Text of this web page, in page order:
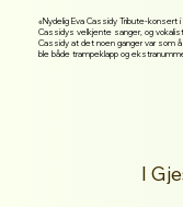
«Nydelig Eva Cassidy Tribute-
Cassidys velkjente sanger, og
Cassidy at det noen ganger var som
ble både trampeklapp og
I